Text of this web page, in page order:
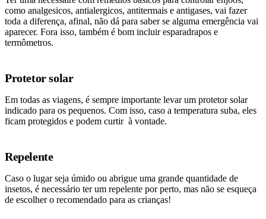
como analgesicos, antialergicos, antitermais e antigases, vai fazer
toda a diferença, afinal, não dá para saber se alguma emergência vai
aparecer. Fora isso, também é bom incluir esparadrapos e
termômetros.
Protetor solar
Em todas as viagens, é sempre importante levar um protetor solar
indicado para os pequenos. Com isso, caso a temperatura suba, eles
ficam protegidos e podem curtir à vontade.
Repelente
Caso o lugar seja úmido ou abrigue uma grande quantidade de
insetos, é necessário ter um repelente por perto, mas não se esqueça
de escolher o recomendado para as crianças!